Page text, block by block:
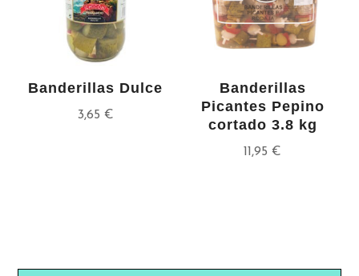
Banderillas Dulce
3,65 €
Banderillas
Picantes Pepino
cortado 3.8 kg
11,95€